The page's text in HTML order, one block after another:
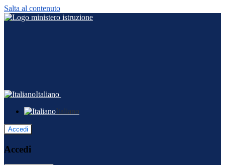
Salta al contenuto
Italiano
Italiano
Accedi
Accedi